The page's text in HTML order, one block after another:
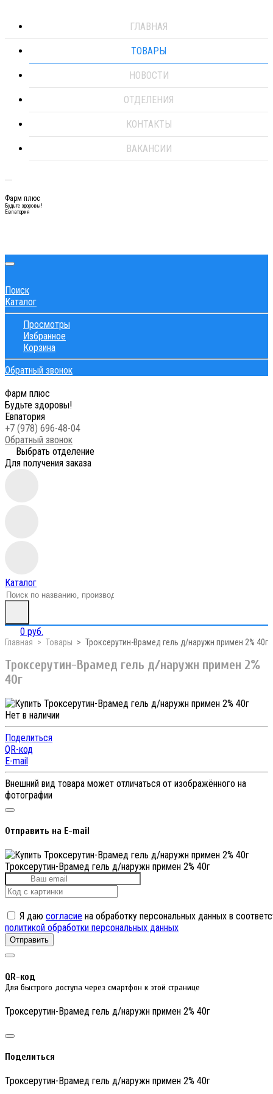
ГЛАВНАЯ
ТОВАРЫ
НОВОСТИ
ОТДЕЛЕНИЯ
КОНТАКТЫ
ВАКАНСИИ
Фарм плюс
Будьте здоровы!
Евпатория
Поиск
Каталог
Просмотры
Избранное
Корзина
Обратный звонок
Фарм плюс
Будьте здоровы!
Евпатория
+7 (978) 696-48-04
Обратный звонок
Выбрать отделение
Для получения заказа
Каталог
0 руб.
Главная Товары Троксерутин-Врамед гель д/наружн примен 2% 40г
Троксерутин-Врамед гель д/наружн примен 2%
40г
Нет в наличии
Поделиться
QR-код
E-mail
Внешний вид товара может отличаться от изображённого на
фотографии
Отправить на E-mail
Троксерутин-Врамед гель д/наружн примен 2% 40г
Я даю согласие на обработку персональных данных в
политикой обработки персональных данных
Отправить
QR-код
Для быстрого доступа через смартфон к этой странице
Троксерутин-Врамед гель д/наружн примен 2% 40г
Поделиться
Троксерутин-Врамед гель д/наружн примен 2% 40г